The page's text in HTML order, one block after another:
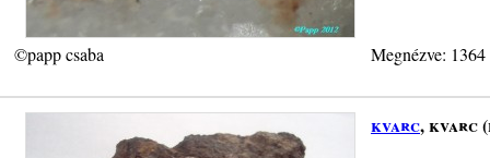
©papp csaba Megnézve:
kvarc, kvarc